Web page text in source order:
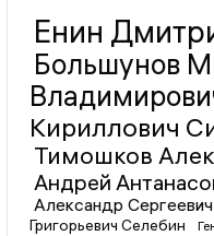
Енин
Большунов
Кириллович
Тимошков
Андрей
Александр
Григорьевич Селебин